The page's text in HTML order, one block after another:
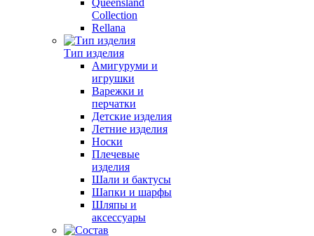
Queensland
Collection
Rellana
Тип изделия
Амигуруми и
игрушки
Варежки и
перчатки
Детские изделия
Летние изделия
Носки
Плечевые
изделия
Шали и бактусы
Шапки и шарфы
Шляпы и
аксессуары